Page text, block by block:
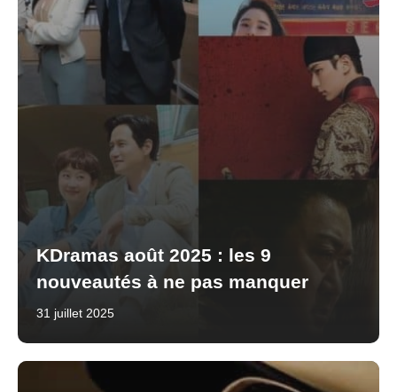
KDramas août 2025 : les 9
nouveautés à ne pas manquer
31 juillet 2025